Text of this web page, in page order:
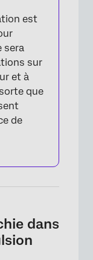
est
sera
sur
et à
que
de
dans